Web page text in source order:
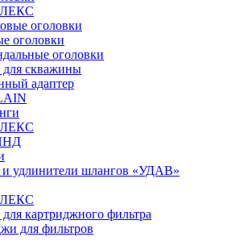
оголовки
оголовки
оголовки
скважины
адаптер
удлинители шлангов «УДАВ»
картриджного фильтра
для фильтров